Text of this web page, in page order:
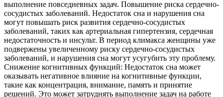
выполнение повседневных задач. Повышение риска сердечно-
сосудистых заболеваний. Недостаток сна и нарушения сна
могут повышать риск развития сердечно-сосудистых
заболеваний, таких как артериальная гипертензия, сердечная
недостаточность и инсульт. В период климакса женщины уже
подвержены увеличенному риску сердечно-сосудистых
заболеваний, и нарушения сна могут усугубить эту проблему.
Снижение когнитивных функций: Недостаток сна может
оказывать негативное влияние на когнитивные функции,
такие как концентрация, внимание, память и принятие
решений. Это может затруднять выполнение задач на работе